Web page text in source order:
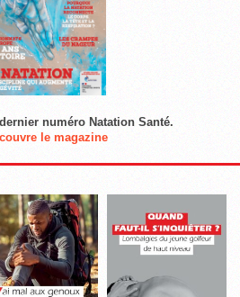
numéro Natation Santé.
le magazine